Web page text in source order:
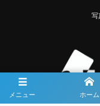
メニュー ホーム
写